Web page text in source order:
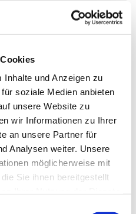
und Anzeigen zu
soziale Medien anbieten
unsere Website zu
wir Informationen zu Ihrer
an unsere Partner für
Analysen weiter. Unsere
möglicherweise mit
Sie ihnen bereitgestellt
2026, 19:00 -
Dietrich-
1, 33102
Paderborn